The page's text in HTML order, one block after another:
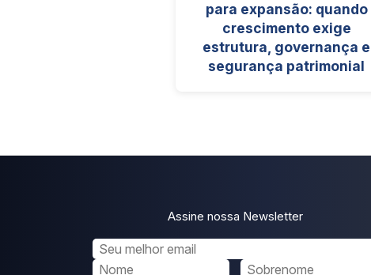
para expansão: quando
crescimento exige
estrutura, governança e
segurança patrimonial
Assine nossa Newsletter